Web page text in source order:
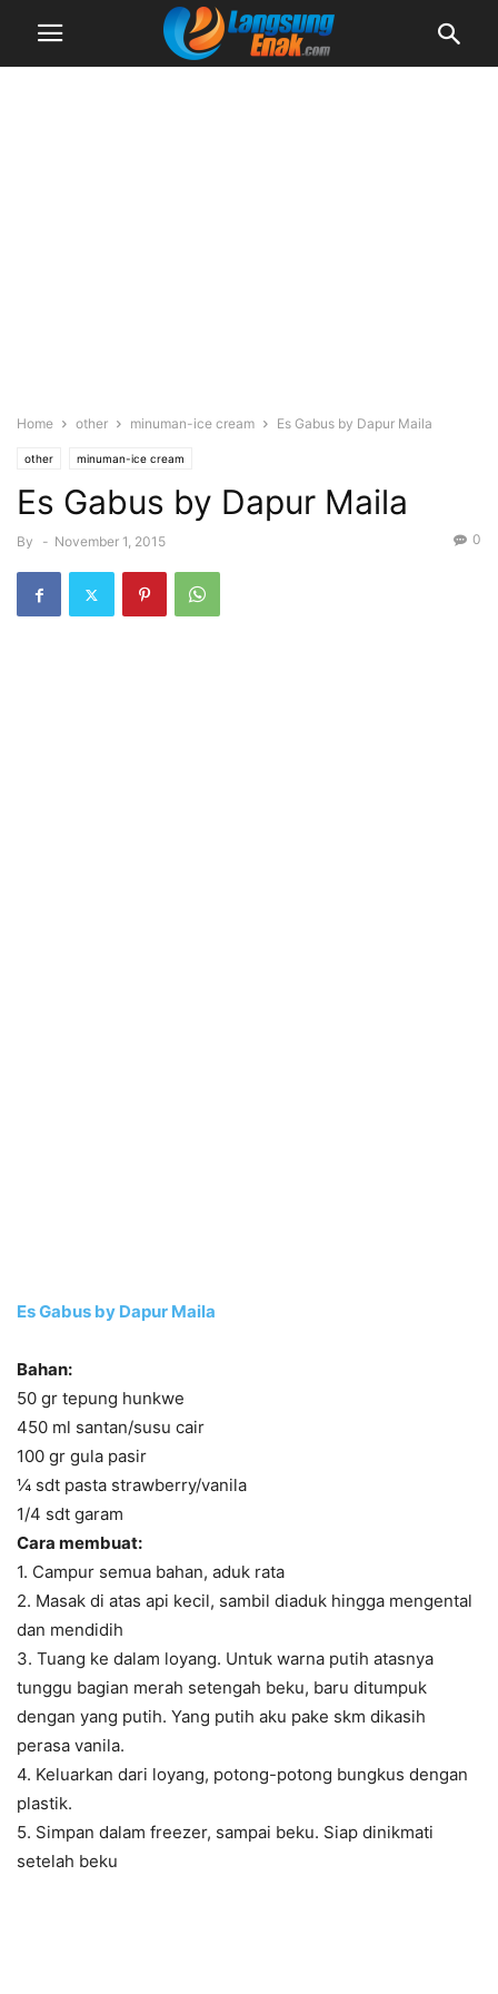
Home other minuman-ice cream Es Gabus by Dapur Maila
other minuman-ice cream
Es Gabus by Dapur Maila
By - November 1, 2015 0
Es Gabus by Dapur Maila
Bahan:
50 gr tepung hunkwe
450 ml santan/susu cair
100 gr gula pasir
¼ sdt pasta strawberry/vanila
1/4 sdt garam
Cara membuat:
1. Campur semua bahan, aduk rata
2. Masak di atas api kecil, sambil diaduk hingga mengental
dan mendidih
3. Tuang ke dalam loyang. Untuk warna putih atasnya
tunggu bagian merah setengah beku, baru ditumpuk
dengan yang putih. Yang putih aku pake skm dikasih
perasa vanila.
4. Keluarkan dari loyang, potong-potong bungkus dengan
plastik.
5. Simpan dalam freezer, sampai beku. Siap dinikmati
setelah beku